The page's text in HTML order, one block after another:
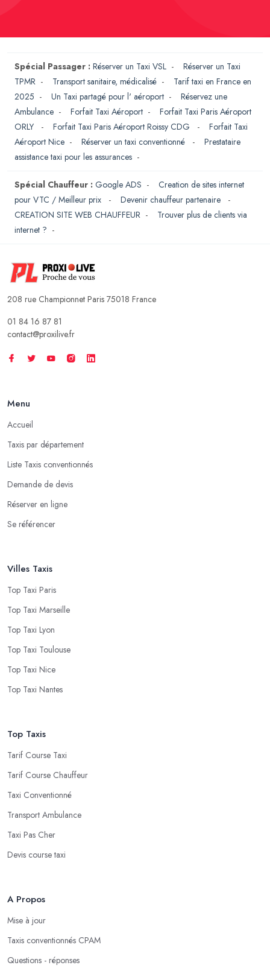
Spécial Passager : Réserver un Taxi VSL - Réserver un Taxi
TPMR - Transport sanitaire, médicalisé - Tarif taxi en France en
2025 - Un Taxi partagé pour l' aéroport - Réservez une
Ambulance - Forfait Taxi Aéroport - Forfait Taxi Paris Aéroport
ORLY
- Forfait Taxi Paris Aéroport Roissy CDG - Forfait Taxi
Aéroport Nice - Réserver un taxi conventionné - Prestataire
assistance taxi pour les assurances -
Spécial Chauffeur : Google ADS - Creation de sites internet
pour VTC / Meilleur prix
- Devenir chauffeur partenaire
-
CREATION SITE WEB CHAUFFEUR - Trouver plus de clients via
internet ? -
208 rue Championnet Paris 75018 France
01 84 16 87 81
contact@proxilive.fr
Menu
Accueil
Taxis par département
Liste Taxis conventionnés
Demande de devis
Réserver en ligne
Se référencer
Villes Taxis
Top Taxi Paris
Top Taxi Marseille
Top Taxi Lyon
Top Taxi Toulouse
Top Taxi Nice
Top Taxi Nantes
Top Taxis
Tarif Course Taxi
Tarif Course Chauffeur
Taxi Conventionné
Transport Ambulance
Taxi Pas Cher
Devis course taxi
A Propos
Mise à jour
Taxis conventionnés CPAM
Questions - réponses